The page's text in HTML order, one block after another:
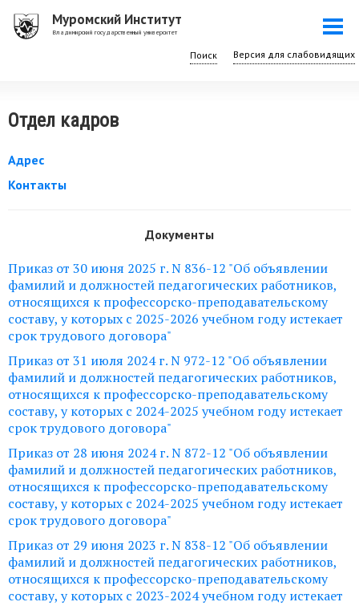
Перейти
Муромский Институт
Владимирский государственный университет
Поиск
Отдел кадров
Адрес
Контакты
Документы
Приказ от 30 июня 2025 г. N 836-12 "Об объявлении
фамилий и должностей педагогических работников,
относящихся к профессорско-преподавательскому
составу, у которых с 2025-2026 учебном году истекает
срок трудового договора"
Приказ от 31 июля 2024 г. N 972-12 "Об объявлении
фамилий и должностей педагогических работников,
относящихся к профессорско-преподавательскому
составу, у которых с 2024-2025 учебном году истекает
срок трудового договора"
Приказ от 28 июня 2024 г. N 872-12 "Об объявлении
фамилий и должностей педагогических работников,
относящихся к профессорско-преподавательскому
составу, у которых с 2024-2025 учебном году истекает
срок трудового договора"
Приказ от 29 июня 2023 г. N 838-12 "Об объявлении
фамилий и должностей педагогических работников,
относящихся к профессорско-преподавательскому
составу, у которых с 2023-2024 учебном году истекает